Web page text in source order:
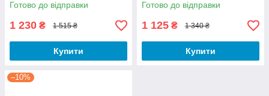
Готово до відправки
1 230 ₴ 1 515 ₴
Купити
Готово до відправки
1 125 ₴ 1 340 ₴
Купити
–10%